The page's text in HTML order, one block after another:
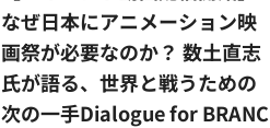
なぜ日本にアニメーション映
画祭が必要なのか？ 数土直志
氏が語る、世界と戦うための
次の一手Dialogue for BRANC